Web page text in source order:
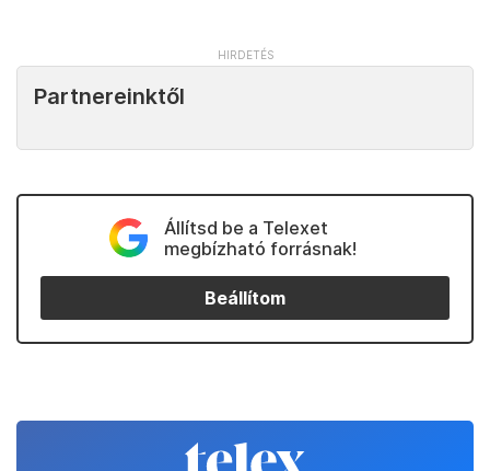
Partnereinktől
Állítsd be a Telexet
megbízható forrásnak!
Beállítom